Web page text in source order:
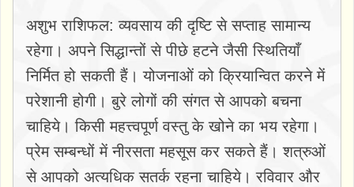
अशुभ राशिफल: व्यवसाय की दृष्टि से सप्ताह सामान्य
रहेगा। अपने सिद्धान्तों से पीछे हटने जैसी स्थितियाँ
निर्मित हो सकती हैं। योजनाओं को क्रियान्वित करने में
परेशानी होगी। बुरे लोगों की संगत से आपको बचना
चाहिये। किसी महत्त्वपूर्ण वस्तु के खोने का भय रहेगा।
प्रेम सम्बन्धों में नीरसता महसूस कर सकते हैं। शत्रुओं
से आपको अत्यधिक सतर्क रहना चाहिये। रविवार और